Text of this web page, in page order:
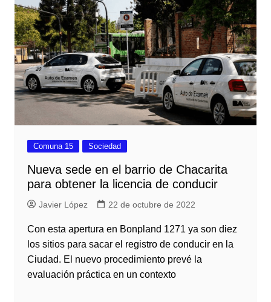
Comuna 15 Sociedad
Nueva sede en el barrio de Chacarita
para obtener la licencia de conducir
Javier López 22 de octubre de 2022
Con esta apertura en Bonpland 1271 ya son diez
los sitios para sacar el registro de conducir en la
Ciudad. El nuevo procedimiento prevé la
evaluación práctica en un contexto